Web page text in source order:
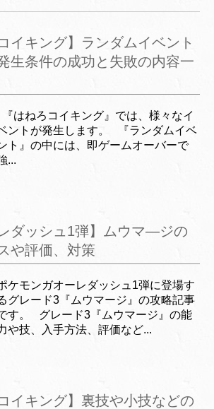
イキング】ランダムイベント
生条件の成功と失敗の内容一
『はねろコイキング』では、様々なイ
ントが発生します。 『ランダムイベ
ト』の中には、即ゲームオーバーで
...
ダッシュ1弾】ムウマ―ジの
や評価、対策
ケモンガオーレダッシュ1弾に登場す
グレード3『ムウマージ』の攻略記事
す。 グレード3『ムウマージ』の能
や技、入手方法、評価など...
イキング】裏技や小技などの